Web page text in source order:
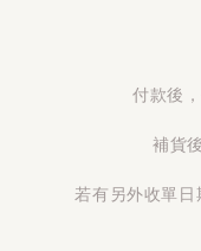
付款後
補貨
若有另外收單